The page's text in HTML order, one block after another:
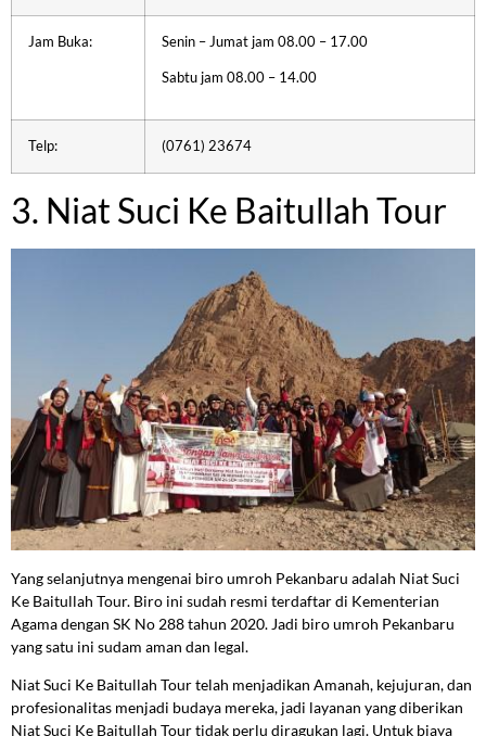
Jam Buka: Senin – Jumat jam 08.00 – 17.00
Sabtu jam 08.00 – 14.00
Telp: (0761) 23674
3. Niat Suci Ke Baitullah Tour
Yang selanjutnya mengenai biro umroh Pekanbaru adalah Niat Suci
Ke Baitullah Tour. Biro ini sudah resmi terdaftar di Kementerian
Agama dengan SK No 288 tahun 2020. Jadi biro umroh Pekanbaru
yang satu ini sudam aman dan legal.
Niat Suci Ke Baitullah Tour telah menjadikan Amanah, kejujuran, dan
profesionalitas menjadi budaya mereka, jadi layanan yang diberikan
Niat Suci Ke Baitullah Tour tidak perlu diragukan lagi. Untuk biaya